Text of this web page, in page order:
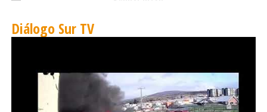
Diálogo Sur TV